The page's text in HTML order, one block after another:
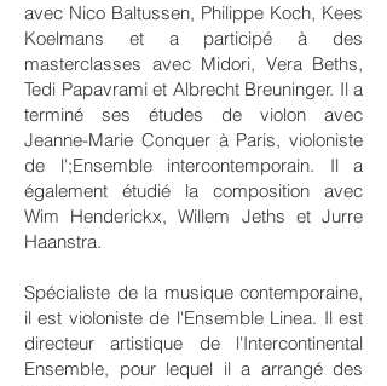
avec Nico Baltussen, Philippe Koch, Kees
Koelmans et a participé à des
masterclasses avec Midori, Vera Beths,
Tedi Papavrami et Albrecht Breuninger. Il a
terminé ses études de violon avec
Jeanne-Marie Conquer à Paris, violoniste
de l';Ensemble intercontemporain. Il a
également étudié la composition avec
Wim Henderickx, Willem Jeths et Jurre
Haanstra.
Spécialiste de la musique contemporaine,
il est violoniste de l'Ensemble Linea. Il est
directeur artistique de l'Intercontinental
Ensemble, pour lequel il a arrangé des